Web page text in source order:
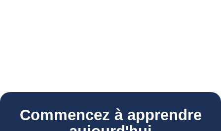
Commencez à apprendre